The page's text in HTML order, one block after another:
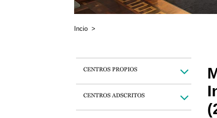
Incio >